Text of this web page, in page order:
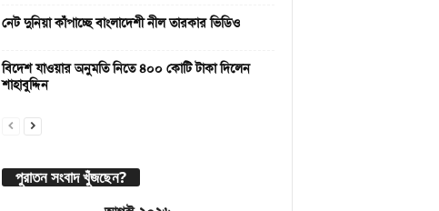
নেট দুনিয়া কাঁপাচ্ছে বাংলাদেশী নীল তারকার ভিডিও
বিদেশ যাওয়ার অনুমতি নিতে ৪০০ কোটি টাকা দিলেন
শাহাবুদ্দিন
পুরাতন সংবাদ খুঁজছেন?